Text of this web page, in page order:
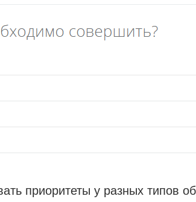
приоритеты у разных типов